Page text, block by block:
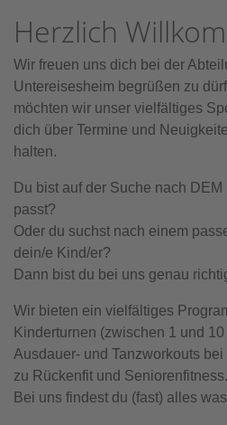
Herzlich
Wir freuen uns dich bei der
Untereisesheim begrüßen zu
möchten wir unser vielfältiges
dich über Termine und
halten.
Du bist auf der Suche nach
passt?
Oder du suchst nach einem
dein/e Kind/er?
Dann bist du bei uns genau
Wir bieten ein vielfältiges
Kinderturnen (zwischen 1 und
Ausdauer- und Tanzworkouts
zu Rückenfit und Seniorenfitness.
Bei uns findest du (fast) alles